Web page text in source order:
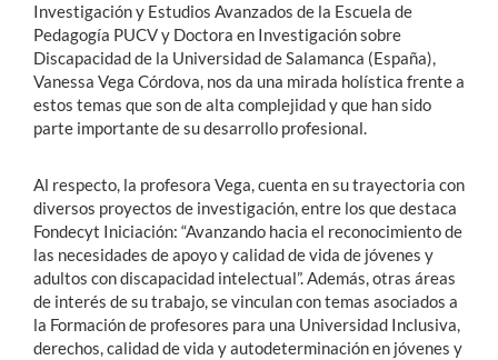
Investigación y Estudios Avanzados de la Escuela de
Pedagogía PUCV y Doctora en Investigación sobre
Discapacidad de la Universidad de Salamanca (España),
Vanessa Vega Córdova, nos da una mirada holística frente a
estos temas que son de alta complejidad y que han sido
parte importante de su desarrollo profesional.
Al respecto, la profesora Vega, cuenta en su trayectoria con
diversos proyectos de investigación, entre los que destaca
Fondecyt Iniciación: “Avanzando hacia el reconocimiento de
las necesidades de apoyo y calidad de vida de jóvenes y
adultos con discapacidad intelectual”. Además, otras áreas
de interés de su trabajo, se vinculan con temas asociados a
la Formación de profesores para una Universidad Inclusiva,
derechos, calidad de vida y autodeterminación en jóvenes y